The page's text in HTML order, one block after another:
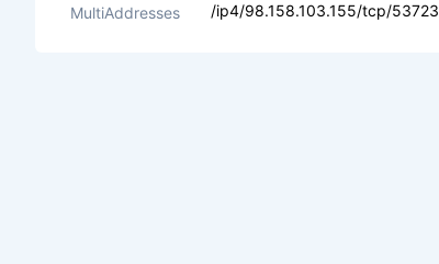
MultiAddresses
/ip4/98.158.103.155/tcp/53723